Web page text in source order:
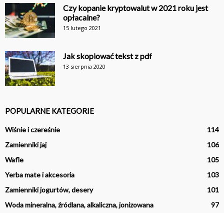
Czy kopanie kryptowalut w 2021 roku jest
opłacalne?
15 lutego 2021
Jak skopiować tekst z pdf
13 sierpnia 2020
POPULARNE KATEGORIE
Wiśnie i czereśnie
114
Zamienniki jaj
106
Wafle
105
Yerba mate i akcesoria
103
Zamienniki jogurtów, desery
101
Woda mineralna, źródlana, alkaliczna, jonizowana
97